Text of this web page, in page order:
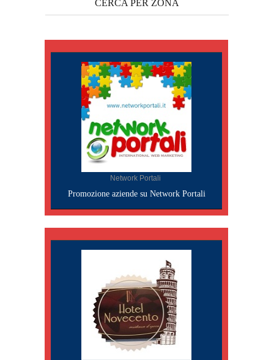
CERCA PER ZONA
Network Portali
Promozione aziende su Network Portali